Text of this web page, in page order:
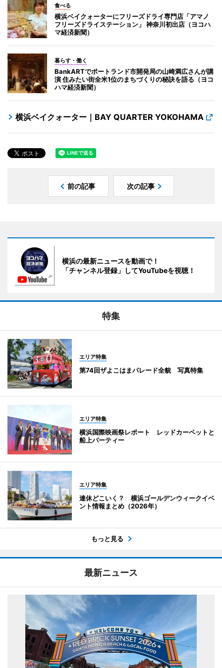
食べる
横浜ベイクォーターにフリーズドライ専門店「アマノ
フリーズドライステーション」 神奈川初出店（ヨコハ
マ経済新聞）
暮らす・働く
BankARTでポートランド市開発局の山崎満広さんが講
演 住みたい街全米1位のまちづくりの秘訣を語る（ヨコ
ハマ経済新聞）
横浜ベイクォーター｜BAY QUARTER YOKOHAMA
前の記事 次の記事
横浜の最新ニュースを動画で！
「チャンネル登録」してYouTubeを視聴！
特集
エリア特集
第74回ザよこはまパレード全貌 写真特集
エリア特集
横浜国際映画祭レポート レッドカーペットと
船上パーティー
エリア特集
連休どこいく？ 横浜ゴールデンウィークイベ
ント情報まとめ（2026年）
もっと見る
最新ニュース